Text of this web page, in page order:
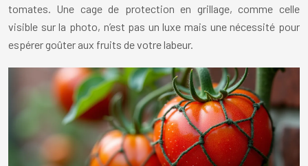
tomates. Une cage de protection en grillage, comme celle
visible sur la photo, n’est pas un luxe mais une nécessité pour
espérer goûter aux fruits de votre labeur.